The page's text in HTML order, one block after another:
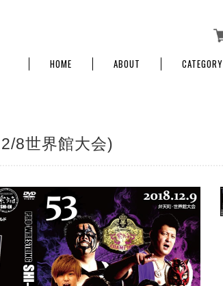
HOME ABOUT CATEGORY
8世界館大会)